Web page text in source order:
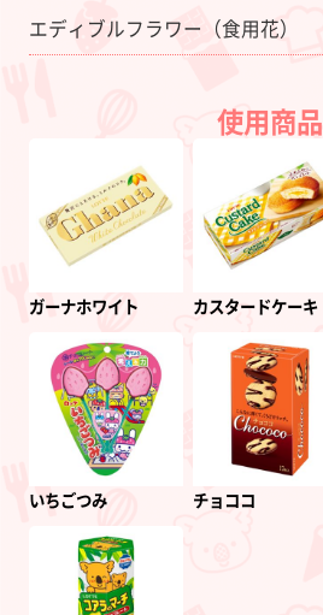
エディブルフラワー（食用花）
使用商品
ガーナホワイト カスタードケーキ
いちごつみ チョココ